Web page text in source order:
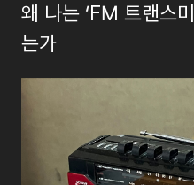
왜 나는 ‘FM 트랜스
는가